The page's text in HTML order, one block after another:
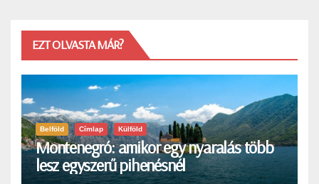
EZT OLVASTA MÁR?
Belföld Címlap Külföld
Montenegró: amikor egy nyaralás több
lesz egyszerű pihenésnél